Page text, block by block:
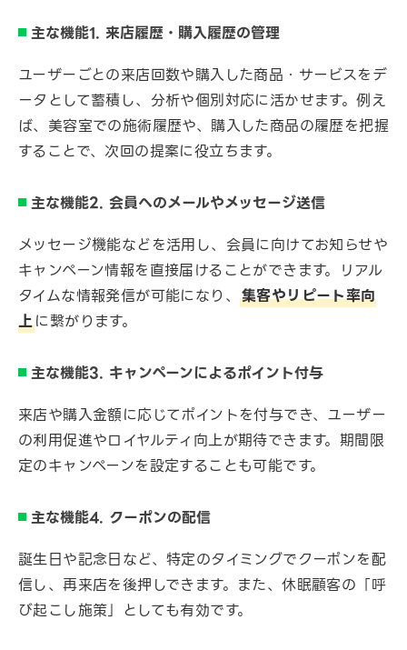
主な機能1. 来店履歴・購入履歴の管理
ユーザーごとの来店回数や購入した商品・サービスをデ
ータとして蓄積し、分析や個別対応に活かせます。例え
ば、美容室での施術履歴や、購入した商品の履歴を把握
することで、次回の提案に役立ちます。
主な機能2. 会員へのメールやメッセージ送信
メッセージ機能などを活用し、会員に向けてお知らせや
キャンペーン情報を直接届けることができます。リアル
タイムな情報発信が可能になり、 集客やリピート率向
上に繋がります。
主な機能3. キャンペーンによるポイント付与
来店や購入金額に応じてポイントを付与でき、ユーザー
の利用促進やロイヤルティ向上が期待できます。期間限
定のキャンペーンを設定することも可能です。
主な機能4. クーポンの配信
誕生日や記念日など、特定のタイミングでクーポンを配
信し、再来店を後押しできます。また、休眠顧客の「呼
び起こし施策」としても有効です。